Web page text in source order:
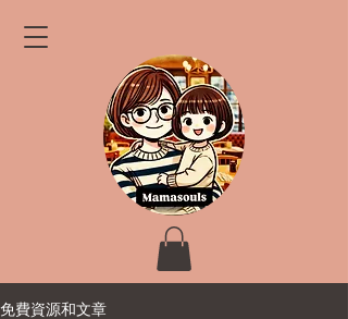
免費資源和文章